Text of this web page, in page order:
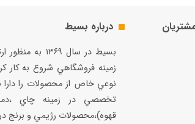
درباره بسیط
بسيط در سال
زمينه فروشگاهي شروع به كار
نوعي خاص از محصولات را
تخصصي در زمينه چاي
قهوه)،محصولات رژيمي و برنج